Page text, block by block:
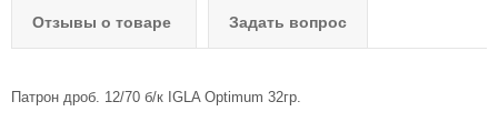
Отзывы о товаре Задать вопрос
Патрон дроб. 12/70 б/к IGLA Optimum 32гр.